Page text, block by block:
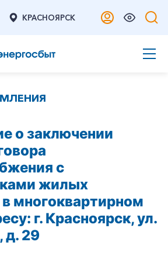
КРАСНОЯРСК
о заключении
с
жилых
многоквартирном
г. Красноярск, ул.
д. 29